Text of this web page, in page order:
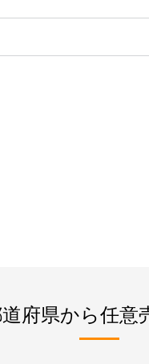
府県から任意